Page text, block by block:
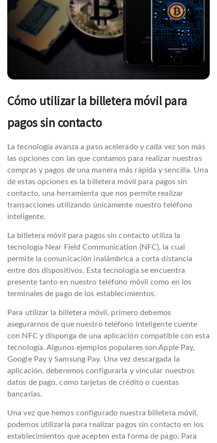
Cómo utilizar la billetera móvil para
pagos sin contacto
La tecnología avanza a paso acelerado y cada vez son más
las opciones con las que contamos para realizar nuestras
compras y pagos de una manera más rápida y sencilla. Una
de estas opciones es la billetera móvil para pagos sin
contacto, una herramienta que nos permite realizar
transacciones utilizando únicamente nuestro teléfono
inteligente.
La billetera móvil para pagos sin contacto utiliza la
tecnología Near Field Communication (NFC), la cual
permite la comunicación inalámbrica a corta distancia
entre dos dispositivos. Esta tecnología se encuentra
presente tanto en nuestro teléfono móvil como en los
terminales de pago de los establecimientos.
Para utilizar la billetera móvil, primero debemos
asegurarnos de que nuestro teléfono inteligente cuente
con NFC y disponga de una aplicación compatible con esta
tecnología. Algunos ejemplos populares son Apple Pay,
Google Pay y Samsung Pay. Una vez descargada la
aplicación, deberemos configurarla y vincular nuestros
datos de pago, como tarjetas de crédito o cuentas
bancarias.
Una vez que hemos configurado nuestra billetera móvil,
podemos utilizarla para realizar pagos sin contacto en los
establecimientos que acepten esta forma de pago. Para